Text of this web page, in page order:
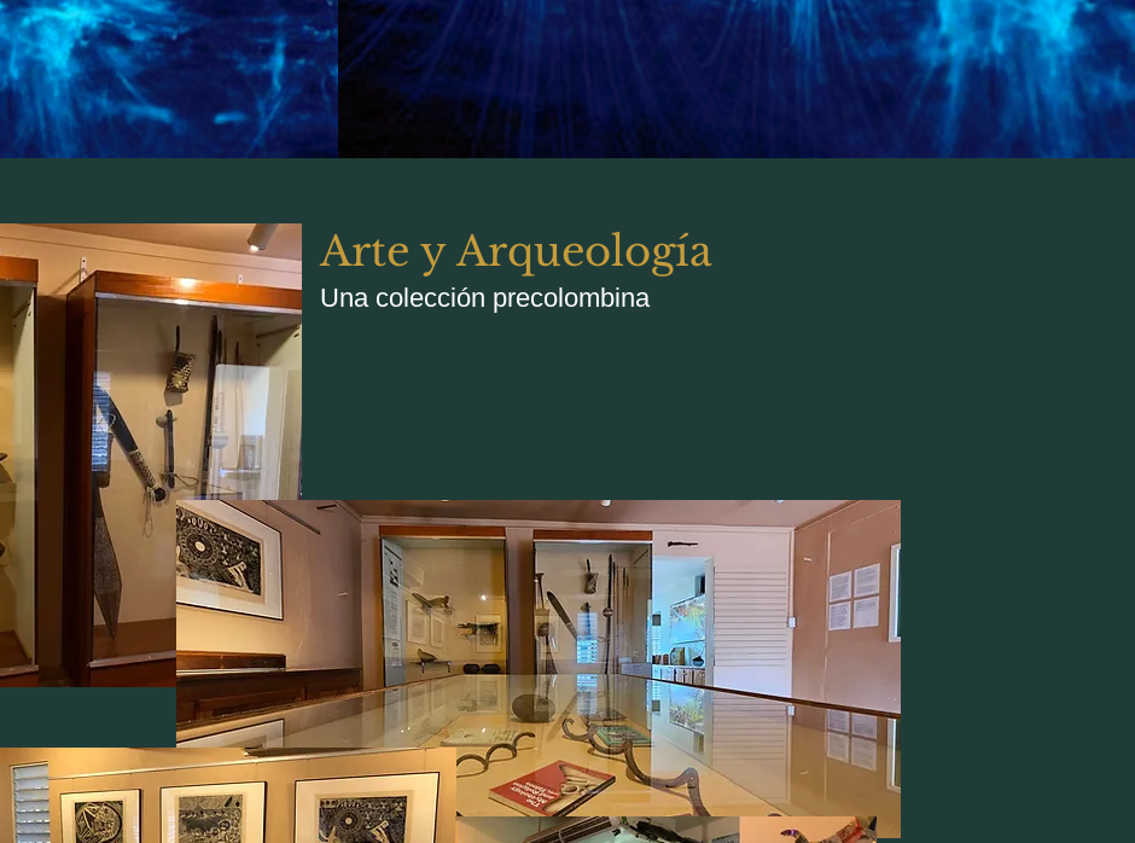
Arte y Arqueología
Una colección precolombina